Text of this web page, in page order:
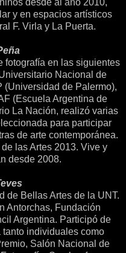
desde al año 2010,
y en espacios artísticos
F. Virla y La Puerta.
fotografía en las siguientes
Nacional de
(Universidad de Palermo),
(Escuela Argentina de
La Nación, realizó varias
para participar
de arte contemporánea.
las Artes 2013. Vive y
desde 2008.
de Bellas Artes de la UNT.
Antorchas, Fundación
Argentina. Participó de
tanto individuales como
Salón Nacional de